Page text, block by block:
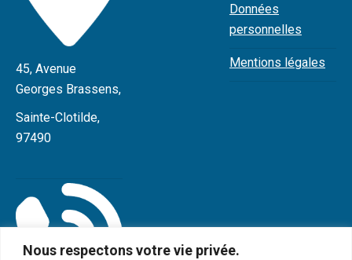
Nous respectons votre vie privée.
45, Avenue
Georges Brassens,
Sainte-Clotilde,
97490
Données
personnelles
Mentions légales